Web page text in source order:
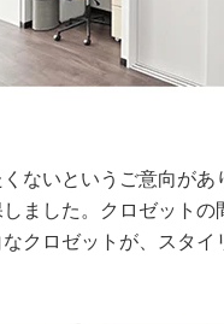
ないというご意向が
ました。クロゼット
クロゼットが、スタイ